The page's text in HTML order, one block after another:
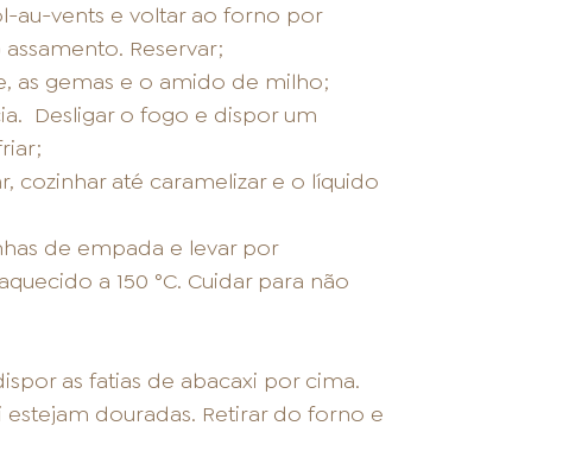
au-vents e voltar ao forno por
Reservar;
as gemas e o amido de milho;
Desligar o fogo e dispor um
cozinhar até caramelizar e o líquido
de empada e levar por
a 150 °C. Cuidar para não
as fatias de abacaxi por cima.
douradas. Retirar do forno e